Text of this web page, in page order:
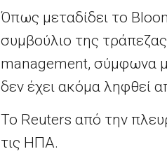
Όπως μεταδίδει το
συμβούλιο της
management, σύμφωνα
δεν έχει ακόμα ληφθεί
Το Reuters από την
τις ΗΠΑ.